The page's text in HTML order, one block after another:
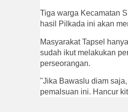
Tiga warga Kecamatan
hasil Pilkada ini akan
Masyarakat Tapsel
sudah ikut melakukan
perseorangan.
"Jika Bawaslu diam
pemalsuan ini. Hancur